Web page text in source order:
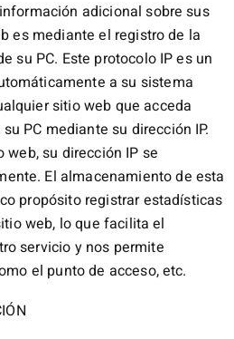
adicional sobre sus
es mediante el registro de la
su PC. Este protocolo IP es un
a su sistema
sitio web que acceda
PC mediante su dirección IP.
su dirección IP se
El almacenamiento de esta
propósito registrar estadísticas
web, lo que facilita el
servicio y nos permite
el punto de acceso, etc.